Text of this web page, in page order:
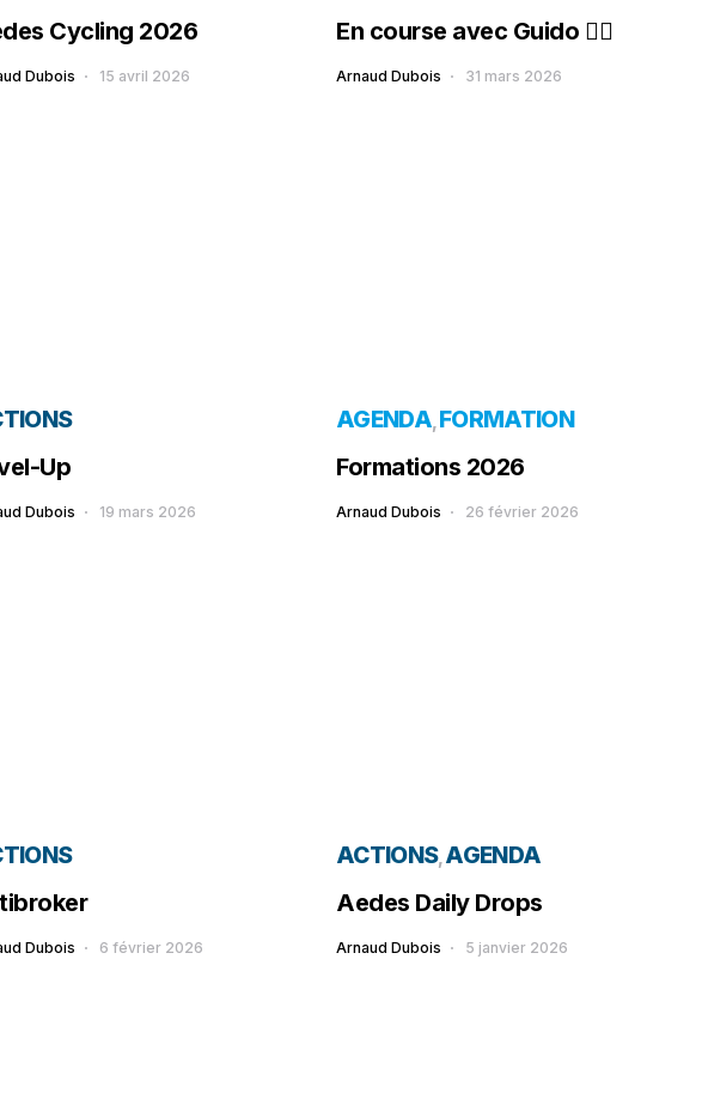
Cycling 2026
Dubois 15 avril 2026
En course avec Guido 🚴‍♂️
Arnaud Dubois 31 mars 2026
Up
Dubois 19 mars 2026
AGENDA FORMATION
Formations 2026
Arnaud Dubois 26 février 2026
Dubois 6 février 2026
ACTIONS AGENDA
Aedes Daily Drops
Arnaud Dubois 5 janvier 2026